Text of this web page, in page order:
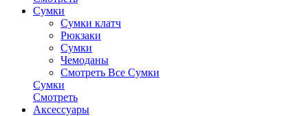
Сумки
Сумки клатч
Рюкзаки
Сумки
Чемоданы
Смотреть Все Сумки
Сумки
Смотреть
Аксессуары